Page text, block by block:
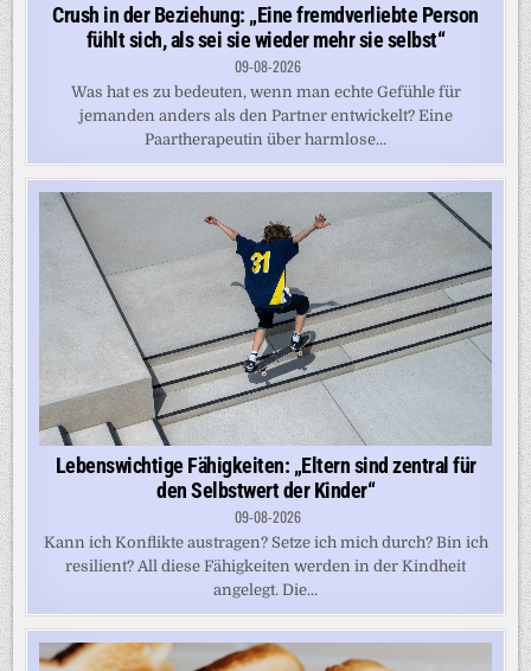
Crush in der Beziehung: „Eine fremdverliebte Person
fühlt sich, als sei sie wieder mehr sie selbst“
09-08-2026
Was hat es zu bedeuten, wenn man echte Gefühle für
jemanden anders als den Partner entwickelt? Eine
Paartherapeutin über harmlose...
Lebenswichtige Fähigkeiten: „Eltern sind zentral für
den Selbstwert der Kinder“
09-08-2026
Kann ich Konflikte austragen? Setze ich mich durch? Bin ich
resilient? All diese Fähigkeiten werden in der Kindheit
angelegt. Die...